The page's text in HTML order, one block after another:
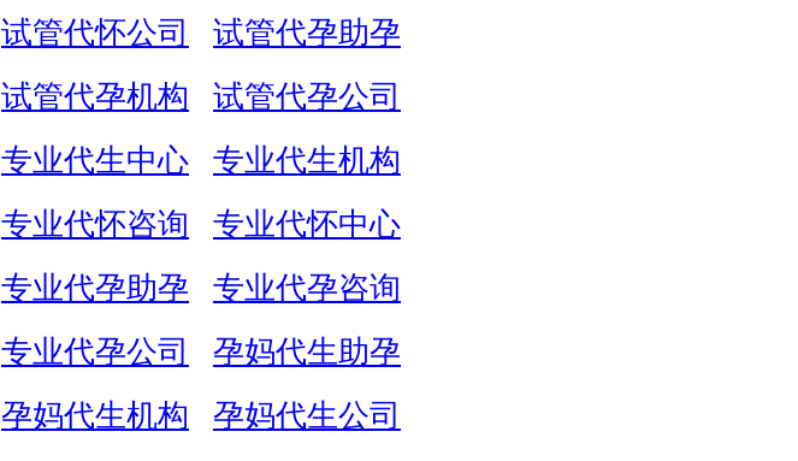
试管代怀公司
试管代孕助孕
试管代孕机构
试管代孕公司
专业代生中心
专业代生机构
专业代怀咨询
专业代怀中心
专业代孕助孕
专业代孕咨询
专业代孕公司
孕妈代生助孕
孕妈代生机构
孕妈代生公司